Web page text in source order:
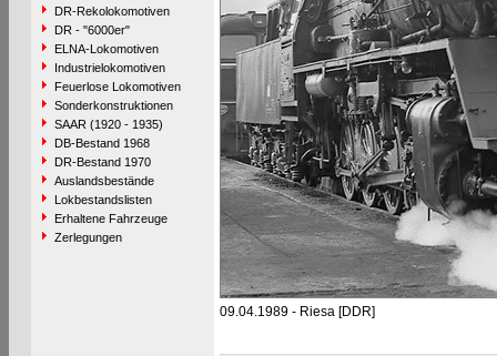
DR-Rekolokomotiven
DR - "6000er"
ELNA-Lokomotiven
Industrielokomotiven
Feuerlose Lokomotiven
Sonderkonstruktionen
SAAR (1920 - 1935)
DB-Bestand 1968
DR-Bestand 1970
Auslandsbestände
Lokbestandslisten
Erhaltene Fahrzeuge
Zerlegungen
09.04.1989 - Riesa [DDR]